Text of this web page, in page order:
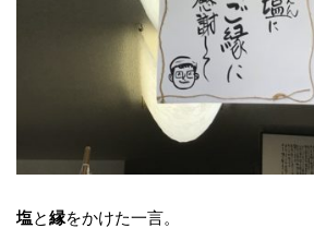
塩と縁をかけた一言。